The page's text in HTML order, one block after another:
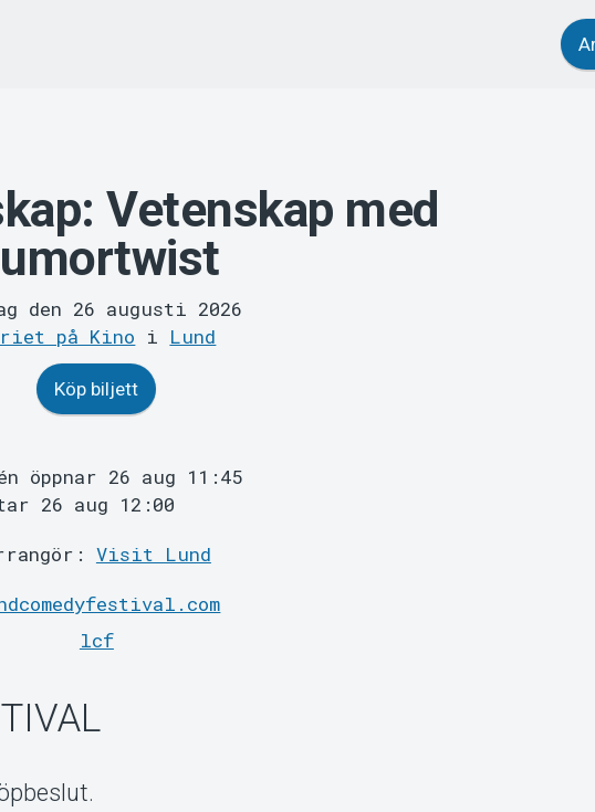
Vetenskap med
den 26 augusti 2026
på Kino i Lund
Köp biljett
öppnar 26 aug 11:45
26 aug 12:00
Visit Lund
lcf